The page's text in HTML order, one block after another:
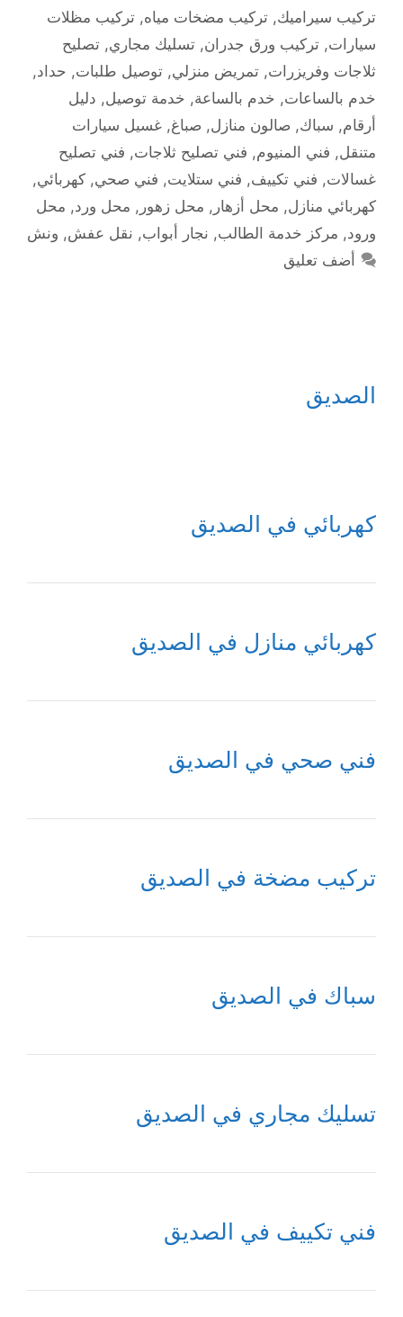
تركيب سيراميك, تركيب مضخات مياه, تركيب مظلات
سيارات, تركيب ورق جدران, تسليك مجاري, تصليح
ثلاجات وفريزرات, تمريض منزلي, توصيل طلبات, حداد,
خدم بالساعات, خدم بالساعة, خدمة توصيل, دليل
أرقام, سباك, صالون منازل, صباغ, غسيل سيارات
متنقل, فني المنيوم, فني تصليح ثلاجات, فني تصليح
غسالات, فني تكييف, فني ستلايت, فني صحي, كهربائي,
كهربائي منازل, محل أزهار , محل زهور , محل ورد, محل
ورود, مركز خدمة الطالب, نجار أبواب, نقل عفش, ونش
أضف تعليق
الصديق
كهربائي في الصديق
كهربائي منازل في الصديق
فني صحي في الصديق
تركيب مضخة في الصديق
سباك في الصديق
تسليك مجاري في الصديق
فني تكييف في الصديق